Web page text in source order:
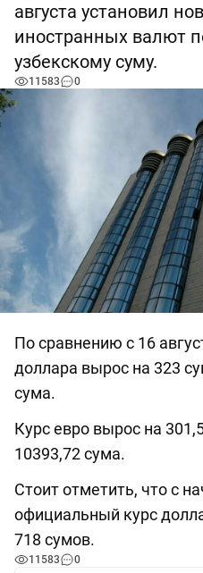
августа установил
иностранных валют
узбекскому суму.
11583 0
По сравнению с 16
доллара вырос на 323
сума.
Курс евро вырос на
10393,72 сума.
Стоит отметить, что с
официальный курс
718 сумов.
11583 0